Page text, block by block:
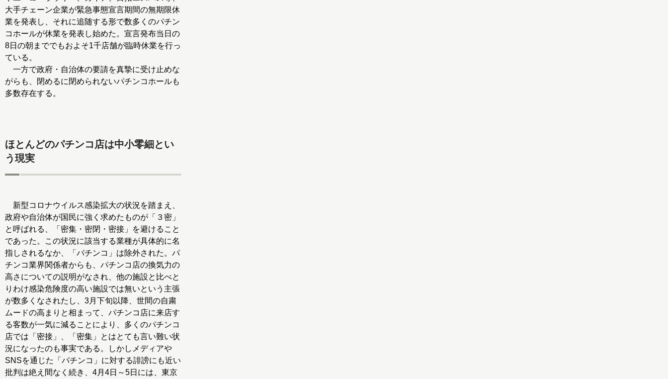
大手チェーン企業が緊急事態宣言期間の無期限休
業を発表し、それに追随する形で数多くのパチン
コホールが休業を発表し始めた。宣言発布当日の
8日の朝まででもおよそ1千店舗が臨時休業を行っ
ている。
一方で政府・自治体の要請を真摯に受け止めな
がらも、閉めるに閉められないパチンコホールも
多数存在する。
ほとんどのパチンコ店は中小零細とい
う現実
新型コロナウイルス感染拡大の状況を踏まえ、
政府や自治体が国民に強く求めたものが「３密」
と呼ばれる、「密集・密閉・密接」を避けること
であった。この状況に該当する業種が具体的に名
指しされるなか、「パチンコ」は除外された。パ
チンコ業界関係者からも、パチンコ店の換気力の
高さについての説明がなされ、他の施設と比べと
りわけ感染危険度の高い施設では無いという主張
が数多くなされたし、3月下旬以降、世間の自粛
ムードの高まりと相まって、パチンコ店に来店す
る客数が一気に減ることにより、多くのパチンコ
店では「密接」、「密集」とはとても言い難い状
況になったのも事実である。しかしメディアや
SNSを通じた「パチンコ」に対する誹謗にも近い
批判は絶え間なく続き、4月4日～5日には、東京